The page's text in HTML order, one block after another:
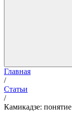
Главная
/
Статьи
/
Камикадзе: понятие